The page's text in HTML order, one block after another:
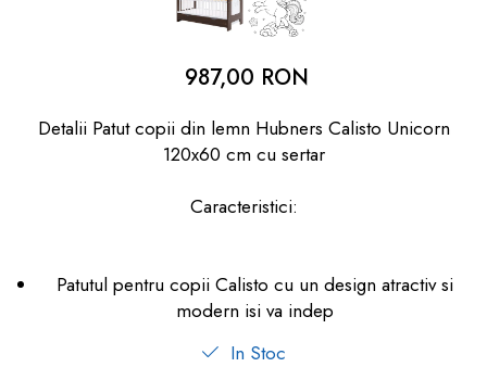
987,00 RON
Detalii Patut copii din lemn Hubners Calisto Unicorn
120x60 cm cu sertar
Caracteristici:
Patutul pentru copii Calisto cu un design atractiv si
modern isi va indep
In Stoc